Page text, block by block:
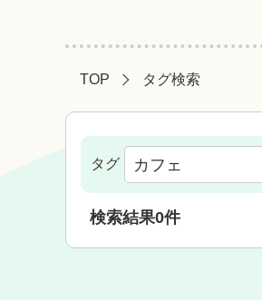
TOP タグ検索
タグ
検索結果0件